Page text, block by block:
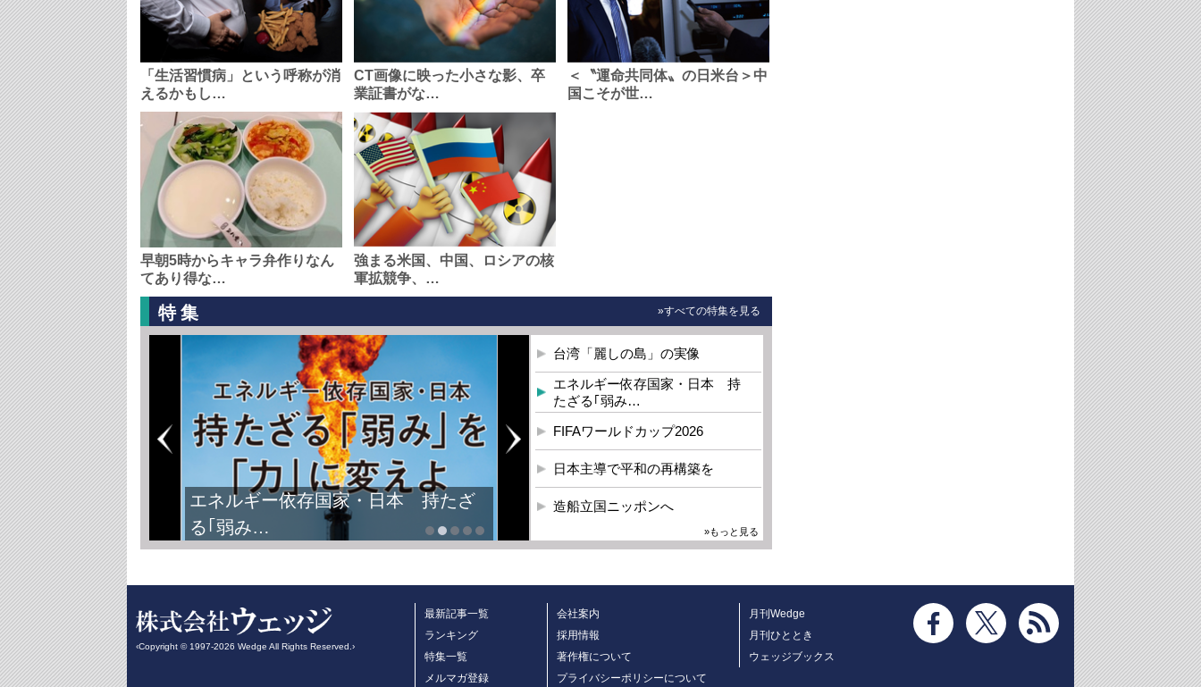
「生活習慣病」という呼称が消
えるかもし…
CT画像に映った小さな影、卒
業証書がな…
＜〝運命共同体〟の日米台＞中
国こそが世…
早朝5時からキャラ弁作りなん
てあり得な…
強まる米国、中国、ロシアの核
軍拡競争、…
特集 »すべての特集を見る
エネルギー依存国家・日本 持たざ
る｢弱み…
台湾「麗しの島」の実像
エネルギー依存国家・日本 持
たざる｢弱み…
FIFAワールドカップ2026
日本主導で平和の再構築を
造船立国ニッポンへ
»もっと見る
‹Copyright © 1997-2026 Wedge All Rights Reserved.›
最新記事一覧
ランキング
特集一覧
メルマガ登録
会社案内
採用情報
著作権について
プライバシーポリシーについて
月刊Wedge
月刊ひととき
ウェッジブックス